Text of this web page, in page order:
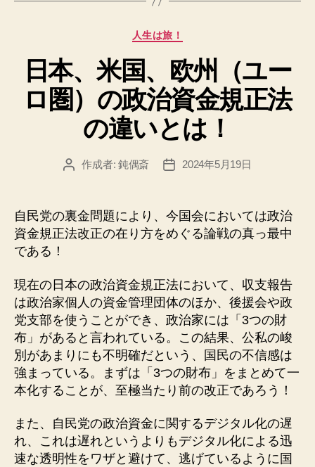
カ
ー
人生は旅！
日本、米国、欧州（ユー
ロ圏）の政治資金規正法
の違いとは！
投
作成者: 鈍偶斎
投
2024年5月19日
自民党の裏金問題により、今国会においては政治
資金規正法改正の在り方をめぐる論戦の真っ最中
である！
現在の日本の政治資金規正法において、収支報告
は政治家個人の資金管理団体のほか、後援会や政
党支部を使うことができ、政治家には「3つの財
布」があると言われている。この結果、公私の峻
別があまりにも不明確だという、国民の不信感は
強まっている。まずは「3つの財布」をまとめて一
本化することが、至極当たり前の改正であろう！
また、自民党の政治資金に関するデジタル化の遅
れ、これは遅れというよりもデジタル化による迅
速な透明性をワザと避けて、逃げているように国